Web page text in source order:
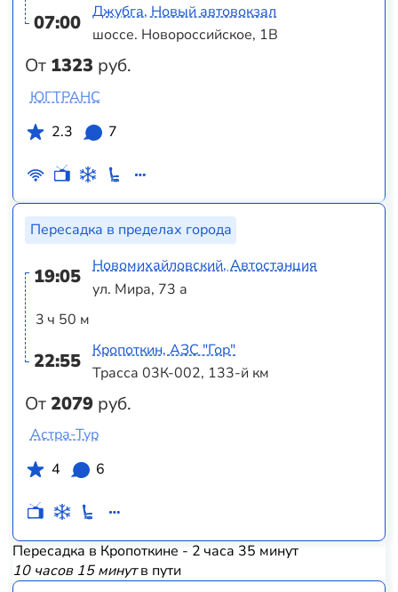
07:00
От 1323 руб.
Джубга, Новый автовокзал
шоссе. Новороссийское, 1В
ЮГТРАНС
2.3
7
Пересадка в пределах города
19:05
3 ч 50 м
22:55
От2079 руб.
Новомихайловский, Автостанция
ул. Мира, 73 а
Кропоткин, АЗС "Гор"
Трасса 03К-002, 133-й км
Астра-Тур
4
6
Пересадка в Кропоткине - 2 часа 35 минут
10 часов 15 минутв пути